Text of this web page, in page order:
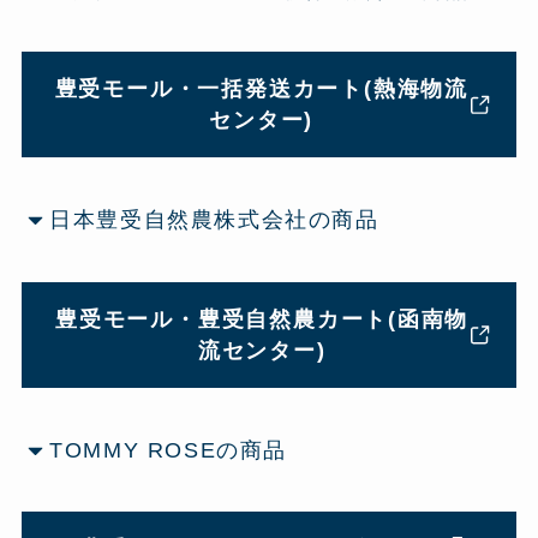
豊受モール・一括発送カート(熱海物流
センター)
日本豊受自然農株式会社の商品
豊受モール・豊受自然農カート(函南物
流センター)
TOMMY ROSEの商品